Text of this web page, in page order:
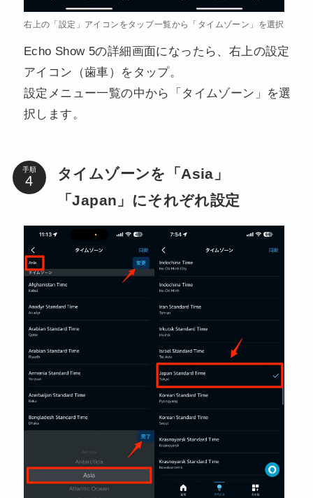
右上の「設定」アイコンをタップ一覧から「タイムゾーン」を選択
Echo Show 5の詳細画面になったら、右上の設定
アイコン（歯車）をタップ。
設定メニュー一覧の中から「タイムゾーン」を選
択します。
手順
タイムゾーンを「Asia」
「Japan」にそれぞれ設定